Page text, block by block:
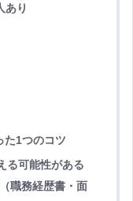
あり
た1つのコツ
る可能性がある
職務経歴書・面